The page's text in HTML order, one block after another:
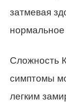
затмевая
Сложность
симптомы
легким